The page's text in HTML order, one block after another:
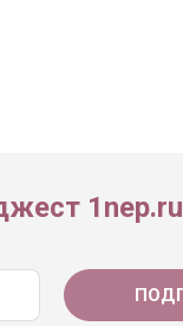
1nep.ru